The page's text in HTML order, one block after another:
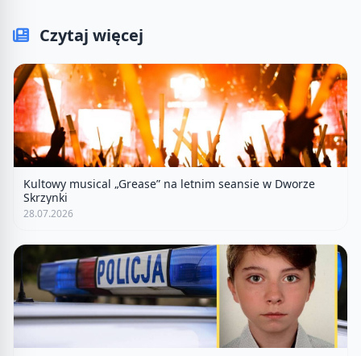
Czytaj więcej
Kultowy musical „Grease” na letnim seansie w Dworze
Skrzynki
28.07.2026